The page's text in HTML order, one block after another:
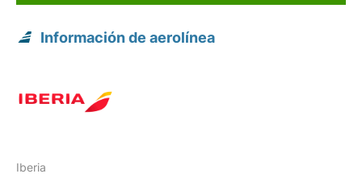
Información de aerolínea
Iberia